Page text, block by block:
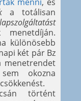
a totálisan
különösebb
két pár Bz
menetrendet
okozna
történt